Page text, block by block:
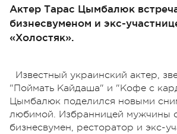
Актер Тарас Цымбалюк
бизнесвуменом и экс-
«Холостяк».
Известный украинский актер,
"Поймать Кайдаша" и "Кофе с
Цымбалюк поделился новыми
любимой. Избранницей мужчины
бизнесвумен, ресторатор и экс-